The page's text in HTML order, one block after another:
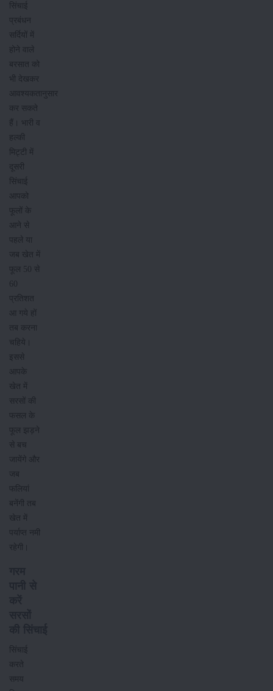
सिंचाई
प्रबंधन
सर्दियों में
होने वाले
बरसात को
भी देखकर
आवश्यकतानुसार
कर सकते
हैं। भारी व
हल्की
मिट्टी में
दूसरी
सिंचाई
आपको
फूलों के
आने से
पहले या
जब खेत में
फूल 50 से
60
प्रतिशत
आ गये हों
तब करना
चहिये।
इससे
आपके
खेत में
सरसों की
फसल के
फूल झड़ने
से बच
जायेंगे और
फलियां
बनेंगी तब
खेत में
पर्याप्त नमी
रहेगी।
सिंचाई
करते
समय